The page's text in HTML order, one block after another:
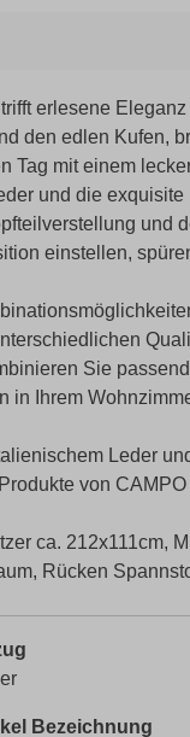
erlesene
den edlen Kufen,
Tag mit einem
und die exquisite
und
einstellen,
Sie
in Ihrem
Leder
von CAMPO
ca. 212x111cm,
Rücken
Bezeichnung